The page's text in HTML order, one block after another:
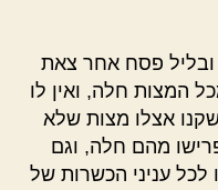
פסח אחר צאת
המצות חלה, ואין לו
אצלו מצות שלא
מהם חלה, וגם
עניני הכשרות של